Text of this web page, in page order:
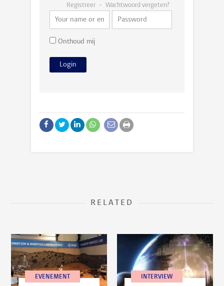
Registreer Wachtwoord vergeten?
Onthoud mij
RELATED
EVENEMENT INTERVIEW